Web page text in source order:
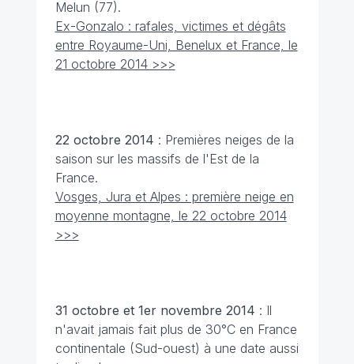
Melun (77).
Ex-Gonzalo : rafales, victimes et dégâts
entre Royaume-Uni, Benelux et France, le
21 octobre 2014 >>>
22 octobre 2014 : Premières neiges de la
saison sur les massifs de l'Est de la
France.
Vosges, Jura et Alpes : première neige en
moyenne montagne, le 22 octobre 2014
>>>
31 octobre et 1er novembre 2014 : Il
n'avait jamais fait plus de 30°C en France
continentale (Sud-ouest) à une date aussi